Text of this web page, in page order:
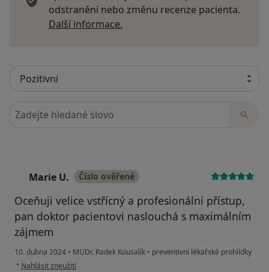
odstranění nebo změnu recenze pacienta.
Další informace.
Hledejte v názorech
Marie U. Číslo ověřené
Oceňuji velice vstřícný a profesionální přístup,
pan doktor pacientovi naslouchá s maximálním
zájmem
10. dubna 2024 • MUDr. Radek Kousalík • preventivní lékařské prohlídky
• podle názoru uživatele Marie U.
Nahlásit zneužití